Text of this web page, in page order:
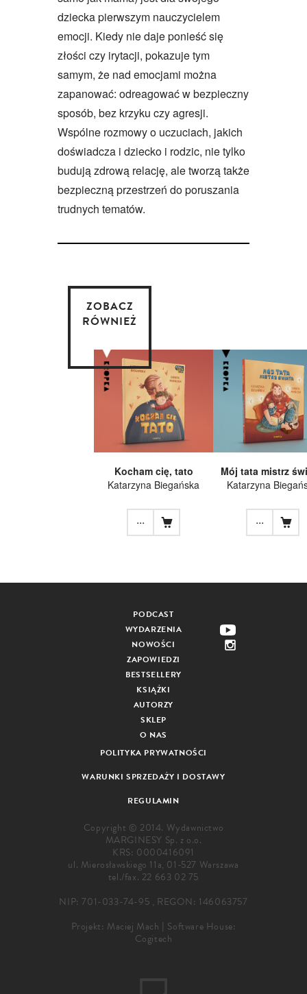
dziecka pierwszym nauczycielem
emocji. Kiedy nie daje ponieść się
złości czy irytacji, pokazuje tym
samym, że nad emocjami można
zapanować: odreagować w bezpieczny
sposób, bez krzyku czy agresji.
Wspólne rozmowy o uczuciach, jakich
doświadcza i dziecko i rodzic, nie tylko
budują zdrową relację, ale tworzą także
bezpieczną przestrzeń do poruszania
trudnych tematów.
ZOBACZ
RÓWNIEŻ
Kocham cię, tato
Katarzyna Biegańska
...
Mój tata mistrz
Katarzyna
...
PODCAST
WYDARZENIA
NOWOŚCI
ZAPOWIEDZI
BESTSELLERY
KSIĄŻKI
AUTORZY
SKLEP
O NAS
POLITYKA PRYWATNOŚCI
WARUNKI SPRZEDAŻY I DOSTAWY
REGULAMIN
Copyright © 2014. Wydawnictwo
MARGINESY Sp. z o.o.
KRS: 0000416091
ul. Mierosławskiego 11a, 01-527 Warszawa
tel./fax. 22 663 02 75
NIP: 701-033-74-95 , REGON: 146063757
Projekt: Maciej Mach | Software House:
Cogitech